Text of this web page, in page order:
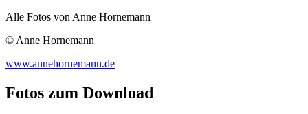
Alle Fotos von Anne Hornemann
© Anne Hornemann
www.annehornemann.de
Fotos zum Download